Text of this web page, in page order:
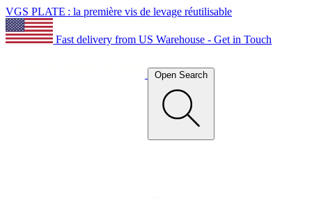
VGS PLATE : la première vis de levage réutilisable
Fast delivery from US Warehouse - Get in Touch
Open Search